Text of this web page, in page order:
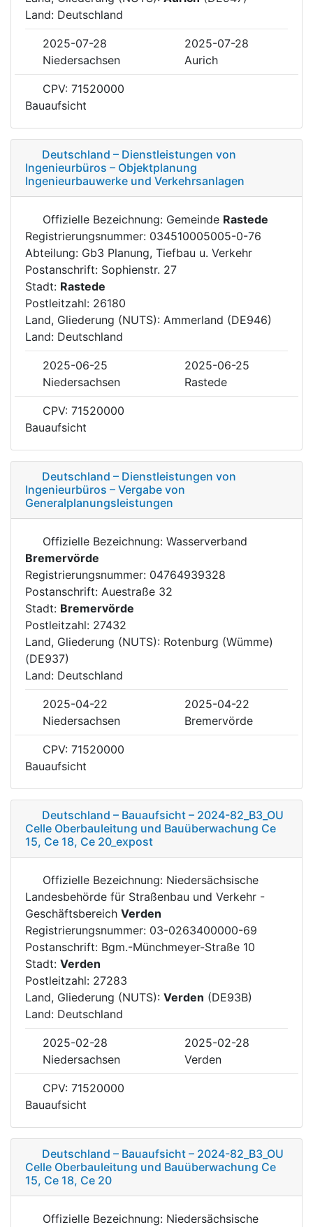
Land: Deutschland
2025-07-28
2025-07-28
Niedersachsen
Aurich
CPV: 71520000
Bauaufsicht
Deutschland – Dienstleistungen von
Ingenieurbüros – Objektplanung
Ingenieurbauwerke und Verkehrsanlagen
Offizielle Bezeichnung: Gemeinde Rastede
Registrierungsnummer: 034510005005-0-76
Abteilung: Gb3 Planung, Tiefbau u. Verkehr
Postanschrift: Sophienstr. 27
Stadt: Rastede
Postleitzahl: 26180
Land, Gliederung (NUTS): Ammerland (DE946)
Land: Deutschland
2025-06-25
2025-06-25
Niedersachsen
Rastede
CPV: 71520000
Bauaufsicht
Deutschland – Dienstleistungen von
Ingenieurbüros – Vergabe von
Generalplanungsleistungen
Offizielle Bezeichnung: Wasserverband
Bremervörde
Registrierungsnummer: 04764939328
Postanschrift: Auestraße 32
Stadt: Bremervörde
Postleitzahl: 27432
Land, Gliederung (NUTS): Rotenburg (Wümme)
(DE937)
Land: Deutschland
2025-04-22
2025-04-22
Niedersachsen
Bremervörde
CPV: 71520000
Bauaufsicht
Deutschland – Bauaufsicht – 2024-82_B3_OU
Celle Oberbauleitung und Bauüberwachung Ce
15, Ce 18, Ce 20_expost
Offizielle Bezeichnung: Niedersächsische
Landesbehörde für Straßenbau und Verkehr -
Geschäftsbereich Verden
Registrierungsnummer: 03-0263400000-69
Postanschrift: Bgm.-Münchmeyer-Straße 10
Stadt: Verden
Postleitzahl: 27283
Land, Gliederung (NUTS): Verden (DE93B)
Land: Deutschland
2025-02-28
2025-02-28
Niedersachsen
Verden
CPV: 71520000
Bauaufsicht
Deutschland – Bauaufsicht – 2024-82_B3_OU
Celle Oberbauleitung und Bauüberwachung Ce
15, Ce 18, Ce 20
Offizielle Bezeichnung: Niedersächsische